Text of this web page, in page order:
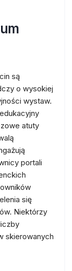
są
o wysokiej
wystaw.
atuty
portali
się
Niektórzy
skierowanych